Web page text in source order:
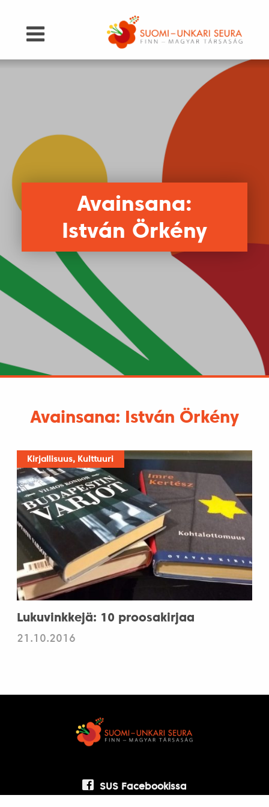
Avainsana:
István Örkény
Avainsana: István Örkény
Kirjallisuus, Kulttuuri
Lukuvinkkejä: 10 proosakirjaa
21.10.2016
SUS Facebookissa